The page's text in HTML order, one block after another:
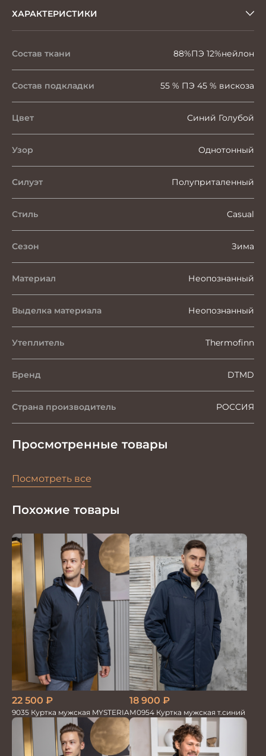
ХАРАКТЕРИСТИКИ
Состав ткани 88%ПЭ 12%нейлон
Состав подкладки 55 % ПЭ 45 % вискоза
Цвет Синий Голубой
Узор Однотонный
Силуэт Полуприталенный
Стиль Casual
Сезон Зима
Материал Неопознанный
Выделка материала Неопознанный
Утеплитель Thermofinn
Бренд DTMD
Страна производитель РОССИЯ
Просмотренные товары
Посмотреть все
Похожие товары
22 500 ₽
9035 Куртка мужская MYSTERIA
18 900 ₽
М0954 Куртка мужская т.синий